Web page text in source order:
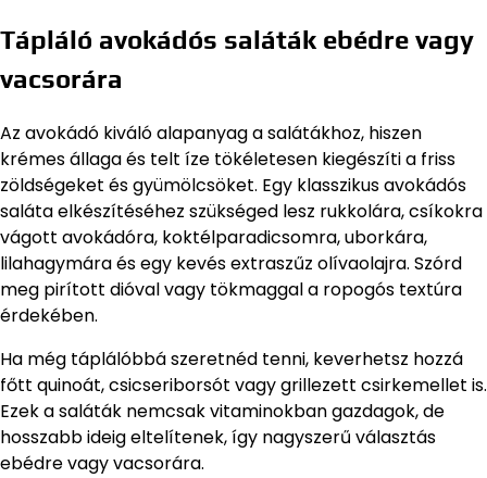
Tápláló avokádós saláták ebédre vagy
vacsorára
Az avokádó kiváló alapanyag a salátákhoz, hiszen
krémes állaga és telt íze tökéletesen kiegészíti a friss
zöldségeket és gyümölcsöket. Egy klasszikus avokádós
saláta elkészítéséhez szükséged lesz rukkolára, csíkokra
vágott avokádóra, koktélparadicsomra, uborkára,
lilahagymára és egy kevés extraszűz olívaolajra. Szórd
meg pirított dióval vagy tökmaggal a ropogós textúra
érdekében.
Ha még táplálóbbá szeretnéd tenni, keverhetsz hozzá
főtt quinoát, csicseriborsót vagy grillezett csirkemellet is.
Ezek a saláták nemcsak vitaminokban gazdagok, de
hosszabb ideig eltelítenek, így nagyszerű választás
ebédre vagy vacsorára.